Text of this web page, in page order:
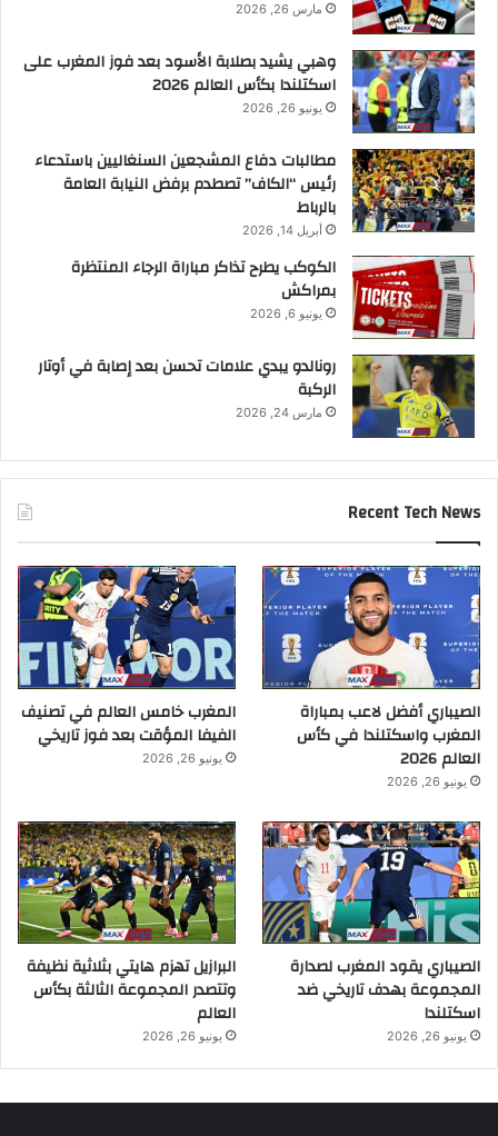
مارس 26, 2026
وهبي يشيد بصلابة الأسود بعد فوز المغرب على
اسكتلندا بكأس العالم 2026
يونيو 26, 2026
مطالبات دفاع المشجعين السنغاليين باستدعاء
رئيس “الكاف” تصطدم برفض النيابة العامة
بالرباط
أبريل 14, 2026
الكوكب يطرح تذاكر مباراة الرجاء المنتظرة
بمراكش
يونيو 6, 2026
رونالدو يبدي علامات تحسن بعد إصابة في أوتار
الركبة
مارس 24, 2026
Recent Tech News
الصيباري أفضل لاعب بمباراة
المغرب واسكتلندا في كأس
العالم 2026
يونيو 26, 2026
المغرب خامس العالم في تصنيف
الفيفا المؤقت بعد فوز تاريخي
يونيو 26, 2026
الصيباري يقود المغرب لصدارة
المجموعة بهدف تاريخي ضد
اسكتلندا
يونيو 26, 2026
البرازيل تهزم هايتي بثلاثية نظيفة
وتتصدر المجموعة الثالثة بكأس
العالم
يونيو 26, 2026